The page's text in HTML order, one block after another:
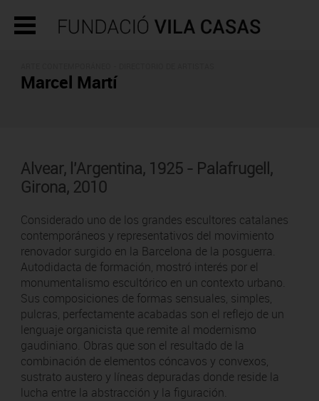
Marcel Martí
Alvear, l'Argentina, 1925 - Palafrugell,
Girona, 2010
Considerado uno de los grandes escultores catalanes
contemporáneos y representativos del movimiento
renovador surgido en la Barcelona de la posguerra.
Autodidacta de formación, mostró interés por el
monumentalismo escultórico en un contexto urbano.
Sus composiciones de formas sensuales, simples,
pulcras, perfectamente acabadas son el reflejo de un
lenguaje organicista que remite al modernismo
gaudiniano. Obras que son el resultado de la
combinación de elementos cóncavos y convexos,
sustrato austero y líneas depuradas donde reside la
lucha entre la abstracción y la figuración.